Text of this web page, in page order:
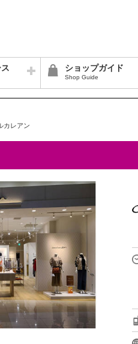
ショップガイド
Shop Guide
カレアン